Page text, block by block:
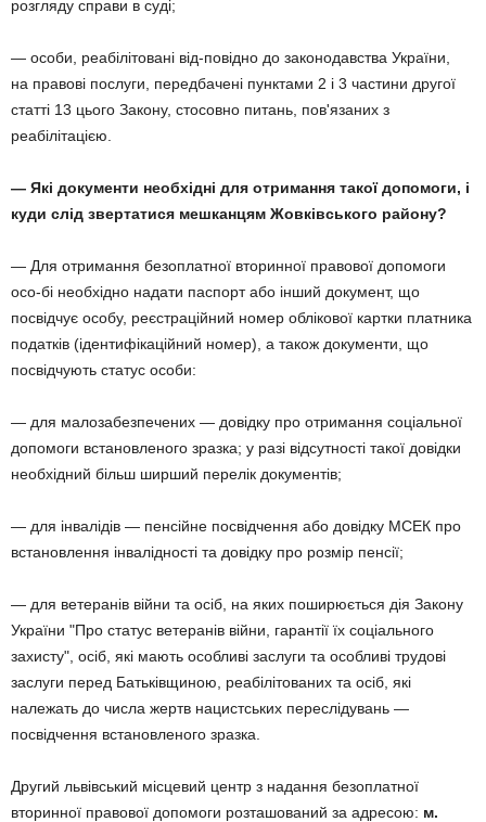
розгляду справи в суді;
— особи, реабілітовані від-повідно до законодавства України,
на правові послуги, передбачені пунктами 2 і 3 частини другої
статті 13 цього Закону, стосовно питань, пов'язаних з
реабілітацією.
— Які документи необхідні для отримання такої допомоги, і
куди слід звертатися мешканцям Жовківського району?
— Для отримання безоплатної вторинної правової допомоги
осо-бі необхідно надати паспорт або інший документ, що
посвідчує особу, реєстраційний номер облікової картки платника
податків (ідентифікаційний номер), а також документи, що
посвідчують статус особи:
— для малозабезпечених — довідку про отримання соціальної
допомоги встановленого зразка; у разі відсутності такої довідки
необхідний більш ширший перелік документів;
— для інвалідів — пенсійне посвідчення або довідку МСЕК про
встановлення інвалідності та довідку про розмір пенсії;
— для ветеранів війни та осіб, на яких поширюється дія Закону
України "Про статус ветеранів війни, гарантії їх соціального
захисту", осіб, які мають особливі заслуги та особливі трудові
заслуги перед Батьківщиною, реабілітованих та осіб, які
належать до числа жертв нацистських переслідувань —
посвідчення встановленого зразка.
Другий львівський місцевий центр з надання безоплатної
вторинної правової допомоги розташований за адресою: м.